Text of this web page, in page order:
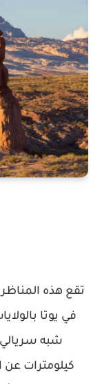
تقع هذه المناظر
في يوتا
شبه سريالي
كيلومترات